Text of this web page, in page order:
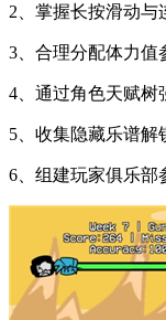
2、掌握长按滑动与
3、合理分配体力值
4、通过角色天赋树
5、收集隐藏乐谱解
6、组建玩家俱乐部